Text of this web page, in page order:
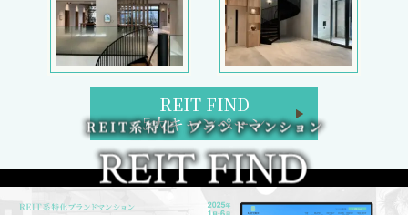
REIT FIND
5大キャンペーン